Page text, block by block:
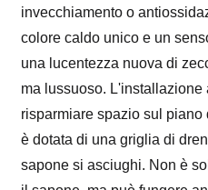
invecchiamento o
colore caldo unico e un
una lucentezza nuova di
ma lussuoso. L'installazione
risparmiare spazio sul
è dotata di una griglia di
sapone si asciughi. Non è